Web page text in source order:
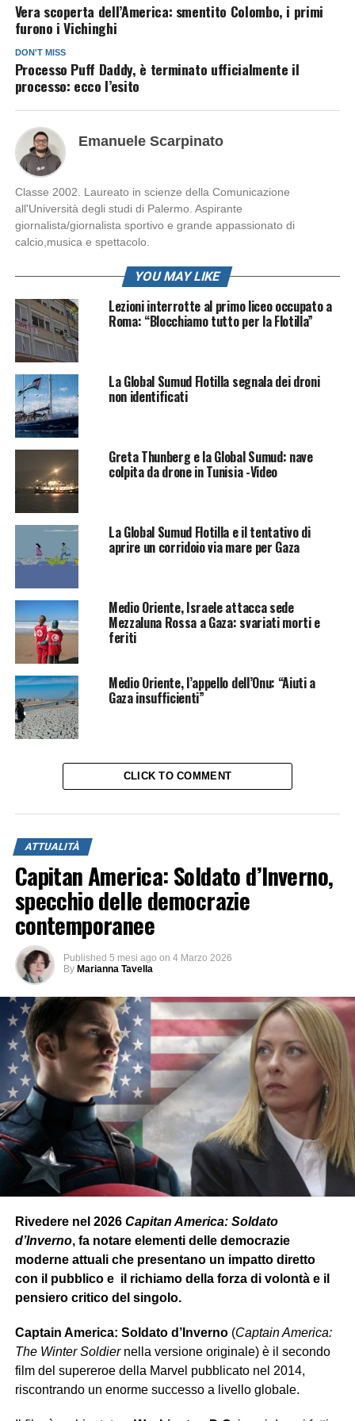
Vera scoperta dell’America: smentito Colombo, i primi
furono i Vichinghi
DON'T MISS
Processo Puff Daddy, è terminato ufficialmente il
processo: ecco l’esito
Emanuele Scarpinato
Classe 2002. Laureato in scienze della Comunicazione
all'Università degli studi di Palermo. Aspirante
giornalista/giornalista sportivo e grande appassionato di
calcio,musica e spettacolo.
YOU MAY LIKE
Lezioni interrotte al primo liceo occupato a
Roma: “Blocchiamo tutto per la Flotilla”
La Global Sumud Flotilla segnala dei droni
non identificati
Greta Thunberg e la Global Sumud: nave
colpita da drone in Tunisia -Video
La Global Sumud Flotilla e il tentativo di
aprire un corridoio via mare per Gaza
Medio Oriente, Israele attacca sede
Mezzaluna Rossa a Gaza: svariati morti e
feriti
Medio Oriente, l’appello dell’Onu: “Aiuti a
Gaza insufficienti”
CLICK TO COMMENT
ATTUALITÀ
Capitan America: Soldato d’Inverno,
specchio delle democrazie
contemporanee
Published 5 mesi ago on 4 Marzo 2026
By Marianna Tavella
Rivedere nel 2026 Capitan America: Soldato
d’Inverno, fa notare elementi delle democrazie
moderne attuali che presentano un impatto diretto
con il pubblico e il richiamo della forza di volontà e il
pensiero critico del singolo.
Captain America: Soldato d’Inverno(Captain America:
The Winter Soldiernella versione originale) è il secondo
film del supereroe della Marvel pubblicato nel 2014,
riscontrando un enorme successo a livello globale.